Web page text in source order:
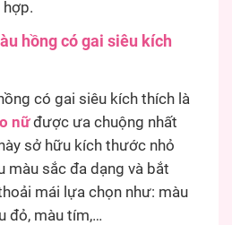
hồng có gai siêu kích
có gai siêu kích thích là
nữđược ưa chuộng nhất
sở hữu kích thước nhỏ
màu sắc đa dạng và bắt
mái lựa chọn như: màu
đỏ, màu tím,…